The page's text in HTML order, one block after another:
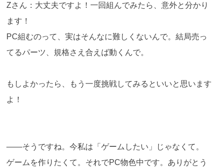
Zさん：大丈夫ですよ！一回組んでみたら、意外と分かり
ます！
PC組むのって、実はそんなに難しくないんで。結局売っ
てるパーツ、規格さえ合えば動くんで。
もしよかったら、もう一度挑戦してみるといいと思います
よ！
――そうですね。今私は「ゲームしたい」じゃなくて。
ゲームを作りたくて。それでPC物色中です。ありがとう